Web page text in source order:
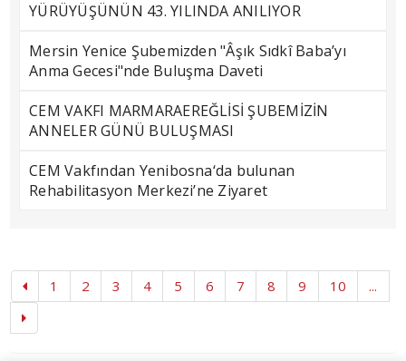
YÜRÜYÜŞÜNÜN 43. YILINDA ANILIYOR
Mersin Yenice Şubemizden "Âşık Sıdkî Baba’yı
Anma Gecesi"nde Buluşma Daveti
CEM VAKFI MARMARAEREĞLİSİ ŞUBEMİZİN
ANNELER GÜNÜ BULUŞMASI
CEM Vakfından Yenibosna‘da bulunan
Rehabilitasyon Merkezi’ne Ziyaret
1 2 3 4 5 6 7 8 9 10 ...